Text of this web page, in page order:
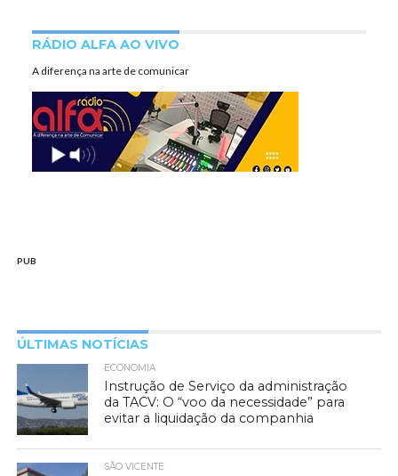
RÁDIO ALFA AO VIVO
A diferença na arte de comunicar
PUB
ÚLTIMAS NOTÍCIAS
ECONOMIA
Instrução de Serviço da administração
da TACV: O “voo da necessidade” para
evitar a liquidação da companhia
SÃO VICENTE